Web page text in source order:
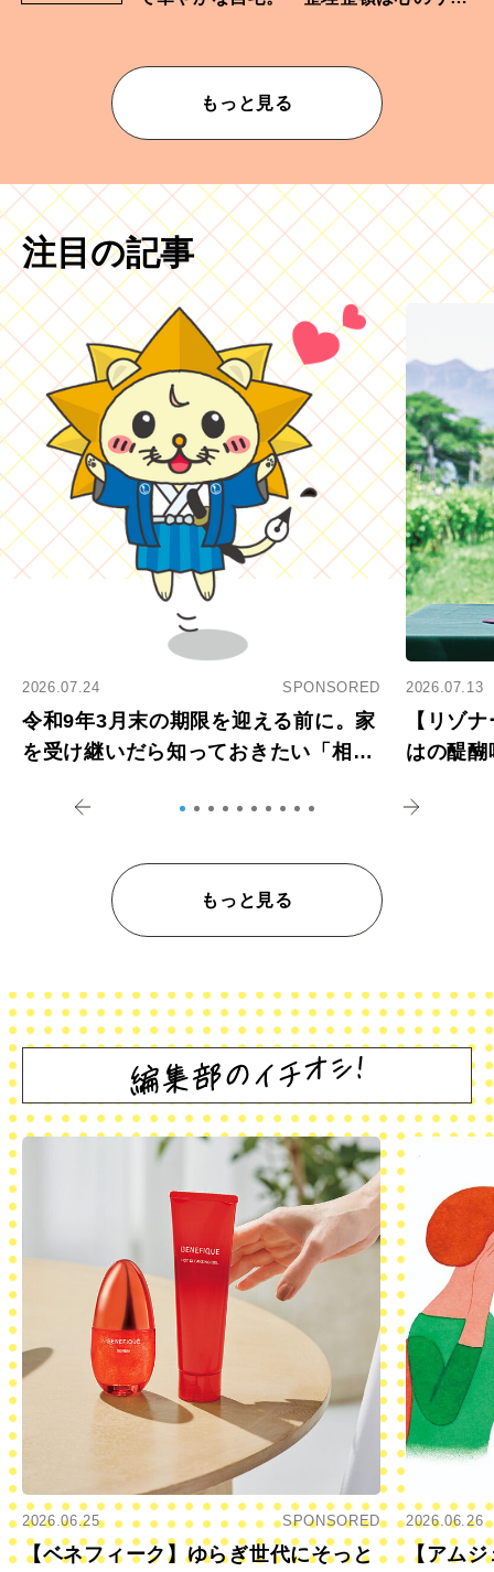
もっと見る
注目の記事
2026.07.24 SPONSORED
令和9年3月末の期限を迎える前に。家
を受け継いだら知っておきたい「相続
2026.07.13
【リゾ
はの醍
もっと見る
2026.06.25 SPONSORED
【ベネフィーク】ゆらぎ世代にそっと
2026.06.26
【アムジ